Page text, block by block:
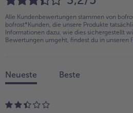
Alle Kundenbewertungen stammen von
bofrost*Kunden, die unsere Produkte
Informationen dazu, wie dies sichergestellt
Bewertungen umgeht, findest du in unseren
Neueste Beste